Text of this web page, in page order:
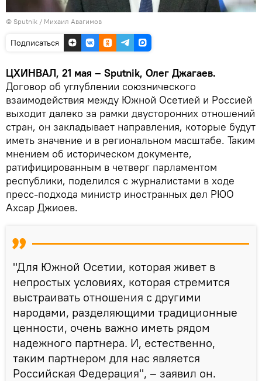
© Sputnik / Михаил Авагимов
Подписаться
ЦХИНВАЛ, 21 мая – Sputnik, Олег Джагаев.
Договор об углублении союзнического
взаимодействия между Южной Осетией и Россией
выходит далеко за рамки двусторонних отношений
стран, он закладывает направления, которые будут
иметь значение и в региональном масштабе. Таким
мнением об историческом документе,
ратифицированным в четверг парламентом
республики, поделился с журналистами в ходе
пресс-подхода министр иностранных дел РЮО
Ахсар Джиоев.
"Для Южной Осетии, которая живет в
непростых условиях, которая стремится
выстраивать отношения с другими
народами, разделяющими традиционные
ценности, очень важно иметь рядом
надежного партнера. И, естественно,
таким партнером для нас является
Российская Федерация", – заявил он.